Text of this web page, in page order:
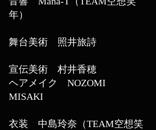
年）
舞台美術　照井旅詩
宣伝美術　村井香穂
ヘアメイク　NOZOMI
MISAKI
衣装　中島玲奈（TEAM空想笑